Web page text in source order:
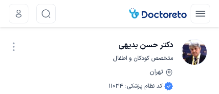
دکتر حسن بدیهی
متخصص کودکان و اطفال
تهران
کد نظام پزشکی:
11034